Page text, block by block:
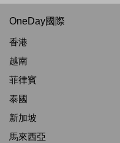
OneDay國際
香港
越南
菲律賓
泰國
新加坡
馬來西亞